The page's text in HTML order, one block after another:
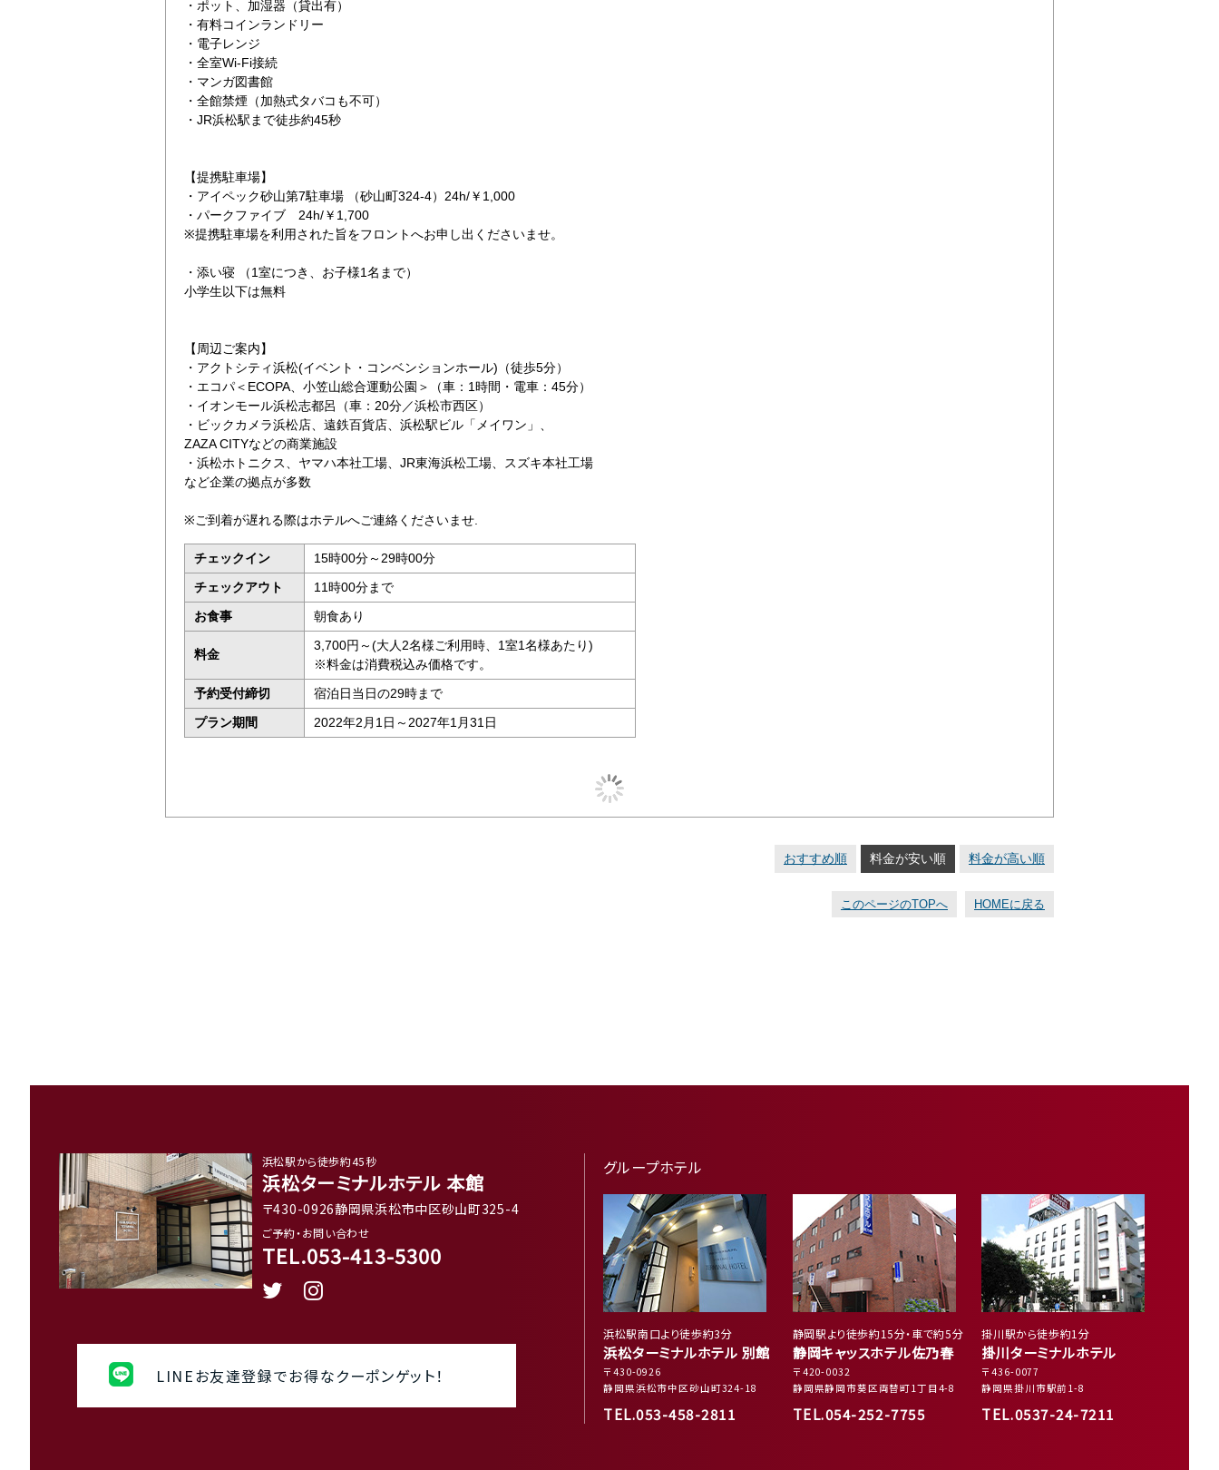
・ポット、加湿器（貸出有）
・有料コインランドリー
・電子レンジ
・全室Wi-Fi接続
・マンガ図書館
・全館禁煙（加熱式タバコも不可）
・JR浜松駅まで徒歩約45秒
【提携駐車場】
・アイペック砂山第7駐車場 （砂山町324-4）24h/￥1,000
・パークファイブ 24h/￥1,700
※提携駐車場を利用された旨をフロントへお申し出くださいませ。
・添い寝 （1室につき、お子様1名まで）
小学生以下は無料
【周辺ご案内】
・アクトシティ浜松(イベント・コンベンションホール)（徒歩5分）
・エコパ＜ECOPA、小笠山総合運動公園＞（車：1時間・電車：45分）
・イオンモール浜松志都呂（車：20分／浜松市西区）
・ビックカメラ浜松店、遠鉄百貨店、浜松駅ビル「メイワン」、
ZAZA CITYなどの商業施設
・浜松ホトニクス、ヤマハ本社工場、JR東海浜松工場、スズキ本社工場
など企業の拠点が多数
※ご到着が遅れる際はホテルへご連絡くださいませ.
チェックイン
15時00分～29時00分
チェックアウト
11時00分まで
お食事
朝食あり
料金
3,700円～(大人2名様ご利用時、1室1名様あたり)
※料金は消費税込み価格です。
予約受付締切
宿泊日当日の29時まで
プラン期間
2022年2月1日～2027年1月31日
おすすめ順 料金が安い順 料金が高い順
このページのTOPへ HOMEに戻る
浜松駅から徒歩約45秒
浜松ターミナルホテル 本館
〒430-0926静岡県浜松市中区砂山町325-4
ご予約・お問い合わせ
TEL.053-413-5300
LINEお友達登録でお得なクーポンゲット！
グループホテル
浜松駅南口より徒歩約3分
浜松ターミナルホテル 別館
〒430-0926
静岡県浜松市中区砂山町324-18
TEL.053-458-2811
静岡駅より徒歩約15分・車で約5分
静岡キャッスホテル佐乃春
〒420-0032
静岡県静岡市葵区両替町1丁目4-8
TEL.054-252-7755
掛川駅から徒歩約1分
掛川ターミナルホテル
〒436-0077
静岡県掛川市駅前1-8
TEL.0537-24-7211